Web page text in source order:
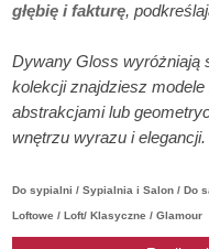
głębię i fakturę,
Dywany Gloss wyróżniają
kolekcji znajdziesz
abstrakcjami lub
wnętrzu wyrazu i elegancji.
Do sypialni / Sypialnia i Salon / Do
Loftowe / Loft/ Klasyczne / Glamour